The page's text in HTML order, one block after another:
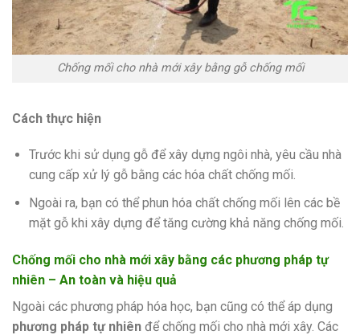
Chống mối cho nhà mới xây bằng gỗ chống mối
Cách thực hiện
Trước khi sử dụng gỗ để xây dựng ngôi nhà, yêu cầu nhà
cung cấp xử lý gỗ bằng các hóa chất chống mối.
Ngoài ra, bạn có thể phun hóa chất chống mối lên các bề
mặt gỗ khi xây dựng để tăng cường khả năng chống mối.
Chống mối cho nhà mới xây bằng các phương pháp tự
nhiên – An toàn và hiệu quả
Ngoài các phương pháp hóa học, bạn cũng có thể áp dụng
phương pháp tự nhiên để chống mối cho nhà mới xây. Các